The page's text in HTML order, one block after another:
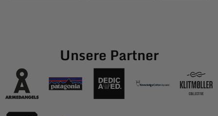
Unsere Partner